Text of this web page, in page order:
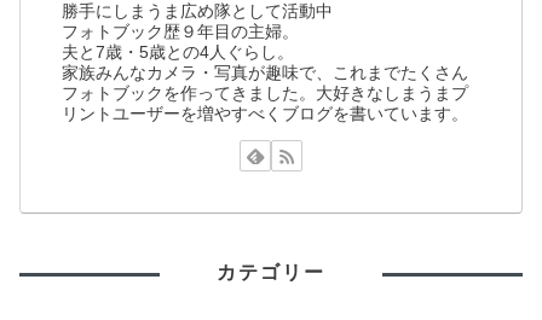
勝手にしまうま広め隊として活動中
フォトブック歴９年目の主婦。
夫と7歳・5歳との4人ぐらし。
家族みんなカメラ・写真が趣味で、これまでたくさん
フォトブックを作ってきました。大好きなしまうまプ
リントユーザーを増やすべくブログを書いています。
カテゴリー